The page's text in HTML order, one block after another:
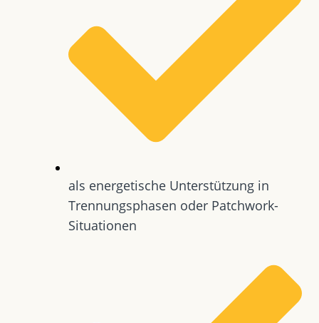
als energetische Unterstützung in
Trennungsphasen oder Patchwork-
Situationen